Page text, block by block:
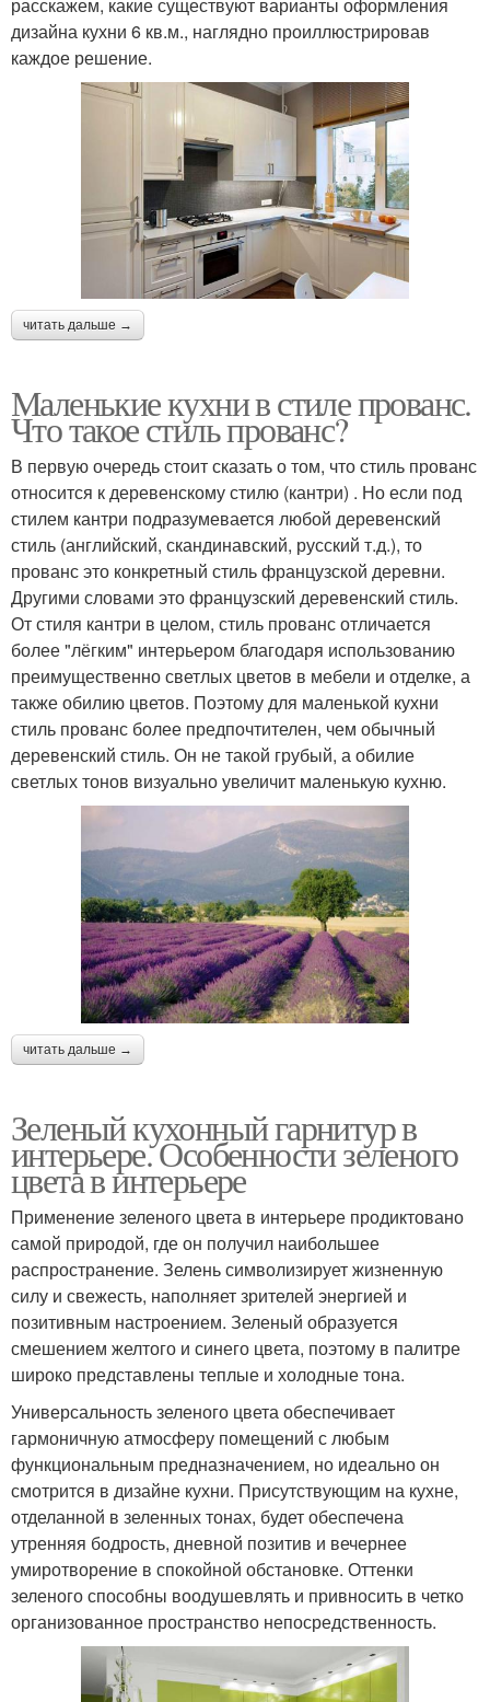
расскажем, какие существуют варианты оформления
дизайна кухни 6 кв.м., наглядно проиллюстрировав
каждое решение.
читать дальше →
Маленькие кухни в стиле прованс.
Что такое стиль прованс?
В первую очередь стоит сказать о том, что стиль прованс
относится к деревенскому стилю (кантри) . Но если под
стилем кантри подразумевается любой деревенский
стиль (английский, скандинавский, русский т.д.), то
прованс это конкретный стиль французской деревни.
Другими словами это французский деревенский стиль.
От стиля кантри в целом, стиль прованс отличается
более "лёгким" интерьером благодаря использованию
преимущественно светлых цветов в мебели и отделке, а
также обилию цветов. Поэтому для маленькой кухни
стиль прованс более предпочтителен, чем обычный
деревенский стиль. Он не такой грубый, а обилие
светлых тонов визуально увеличит маленькую кухню.
читать дальше →
Зеленый кухонный гарнитур в
интерьере. Особенности зеленого
цвета в интерьере
Применение зеленого цвета в интерьере продиктовано
самой природой, где он получил наибольшее
распространение. Зелень символизирует жизненную
силу и свежесть, наполняет зрителей энергией и
позитивным настроением. Зеленый образуется
смешением желтого и синего цвета, поэтому в палитре
широко представлены теплые и холодные тона.
Универсальность зеленого цвета обеспечивает
гармоничную атмосферу помещений с любым
функциональным предназначением, но идеально он
смотрится в дизайне кухни. Присутствующим на кухне,
отделанной в зеленных тонах, будет обеспечена
утренняя бодрость, дневной позитив и вечернее
умиротворение в спокойной обстановке. Оттенки
зеленого способны воодушевлять и привносить в четко
организованное пространство непосредственность.